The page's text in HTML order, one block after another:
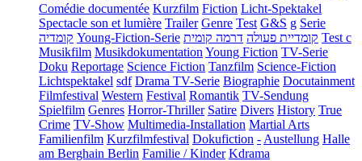
Comédie documentée Kurzfilm Fiction Licht-Spektakel
Spectacle son et lumière Trailer Genre Test G&S g Serie
קומדיה Young-Fiction-Serie קומדיית פעולה דרמה קומית
Test c
Musikfilm Musikdokumentation Young Fiction TV-Serie
Doku Reportage Science Fiction Tanzfilm Science-Fiction
Lichtspektakel sdf Drama TV-Serie Biographie Docutainment
Filmfestival Western Festival Romantik TV-Sendung
Spielfilm Genres Horror-Thriller Satire Divers History True
Crime TV-Show Multimedia-Installation Martial Arts
Familienfilm Kurzfilmfestival Dokufiction - Austellung Halle
am Berghain Berlin Familie / Kinder Kdrama